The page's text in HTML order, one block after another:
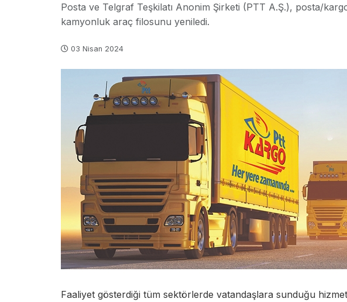
Posta ve Telgraf Teşkilatı Anonim Şirketi (PTT A.Ş.), posta/
kamyonluk araç filosunu yeniledi.
03 Nisan 2024
Faaliyet gösterdiği tüm sektörlerde vatandaşlara sunduğu